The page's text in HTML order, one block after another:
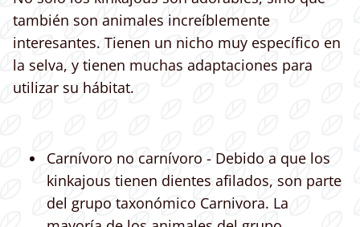
también son animales increíblemente
interesantes. Tienen un nicho muy específico en
la selva, y tienen muchas adaptaciones para
utilizar su hábitat.
Carnívoro no carnívoro - Debido a que los
kinkajous tienen dientes afilados, son parte
del grupo taxonómico Carnivora. La